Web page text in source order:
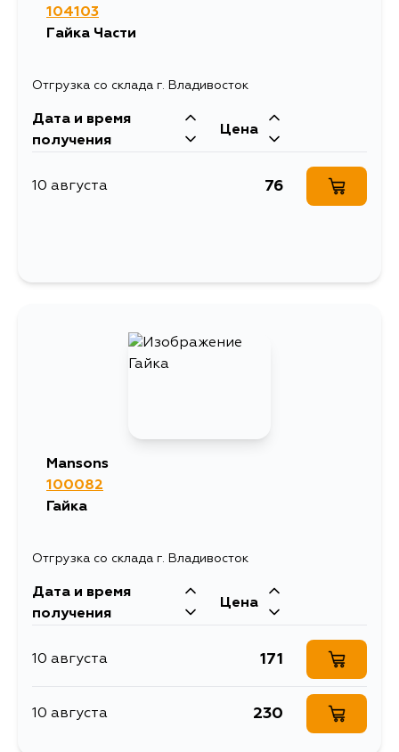
104103
Гaйкa Части
Отгрузка со склада г. Владивосток
Дата и время
получения
Цена
10 августа 76
Mansons
100082
Гайка
Отгрузка со склада г. Владивосток
Дата и время
получения
Цена
10 августа 171
10 августа 230